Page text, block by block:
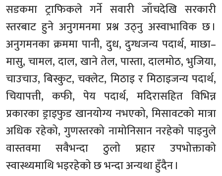
सडकमा ट्राफिकले गर्ने सवारी जाँचदेखि सरकारी
स्तरबाट हुने अनुगमनमा प्रश्न उठ्नु अस्वाभाविक छ ।
अनुगमनका क्रममा पानी, दुध, दुग्धजन्य पदार्थ, माछा–
मासु, चामल, दाल, खाने तेल, पास्ता, दालमोठ, भुजिया,
चाउचाउ, बिस्कुट, चक्लेट, मिठाइ र मिठाइजन्य पदार्थ,
चियापत्ती, कफी, पेय पदार्थ, मदिरासहित विभिन्न
प्रकारका ड्राइफुड खानयोग्य नभएको, मिसावटको मात्रा
अधिक रहेको, गुणस्तरको नामोनिसान नरहेको पाइनुले
वास्तवमा सवैभन्दा ठुलो प्रहार उपभोक्ताको
स्वास्थ्यमाथि भइरहेको छ भन्दा अन्यथा हुँदैन ।